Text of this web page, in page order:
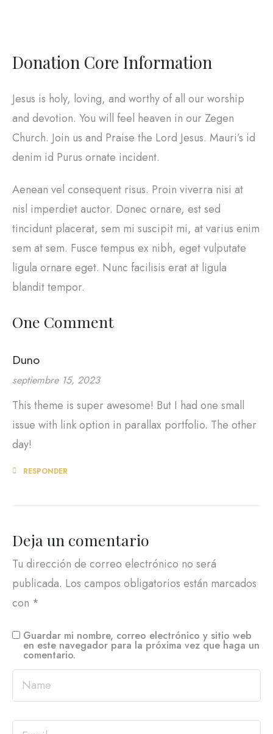
Donation Core Information
Jesus is holy, loving, and worthy of all our worship
and devotion. You will feel heaven in our Zegen
Church. Join us and Praise the Lord Jesus. Mauri’s id
denim id Purus ornate incident.
Aenean vel consequent risus. Proin viverra nisi at
nisl imperdiet auctor. Donec ornare, est sed
tincidunt placerat, sem mi suscipit mi, at varius enim
sem at sem. Fusce tempus ex nibh, eget vulputate
ligula ornare eget. Nunc facilisis erat at ligula
blandit tempor.
One Comment
Duno
septiembre 15, 2023
This theme is super awesome! But I had one small
issue with link option in parallax portfolio. The other
day!
RESPONDER
Deja un comentario
Tu dirección de correo electrónico no será
publicada. Los campos obligatorios están marcados
con *
Guardar mi nombre, correo electrónico y sitio web
en este navegador para la próxima vez que haga un
comentario.